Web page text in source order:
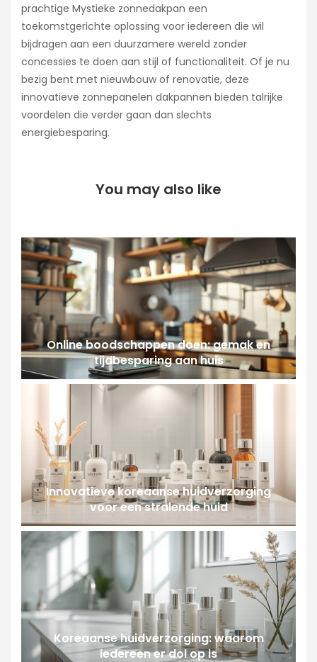
prachtige Mystieke zonnedakpan een
toekomstgerichte oplossing voor iedereen die wil
bijdragen aan een duurzamere wereld zonder
concessies te doen aan stijl of functionaliteit. Of je nu
bezig bent met nieuwbouw of renovatie, deze
innovatieve zonnepanelen dakpannen bieden talrijke
voordelen die verder gaan dan slechts
energiebesparing.
You may also like
Online boodschappen doen: gemak en
tijdbesparing aan huis
Innovatieve koreaanse huidverzorging
voor een stralende huid
Koreaanse huidverzorging: waarom
iedereen er dol op is